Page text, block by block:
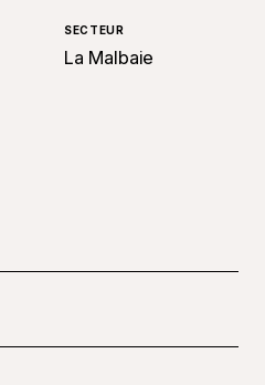
SECTEUR
La Malbaie